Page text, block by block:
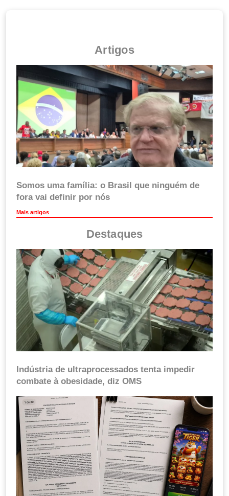
Artigos
Somos uma família: o Brasil que ninguém de
fora vai definir por nós
Mais artigos
Destaques
Indústria de ultraprocessados tenta impedir
combate à obesidade, diz OMS